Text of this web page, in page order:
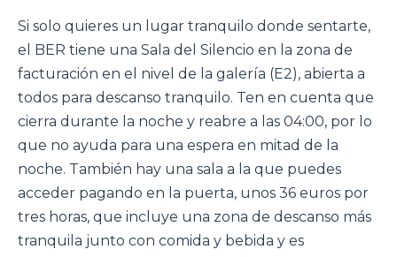
Si solo quieres un lugar tranquilo donde sentarte,
el BER tiene una Sala del Silencio en la zona de
facturación en el nivel de la galería (E2), abierta a
todos para descanso tranquilo. Ten en cuenta que
cierra durante la noche y reabre a las 04:00, por lo
que no ayuda para una espera en mitad de la
noche. También hay una sala a la que puedes
acceder pagando en la puerta, unos 36 euros por
tres horas, que incluye una zona de descanso más
tranquila junto con comida y bebida y es